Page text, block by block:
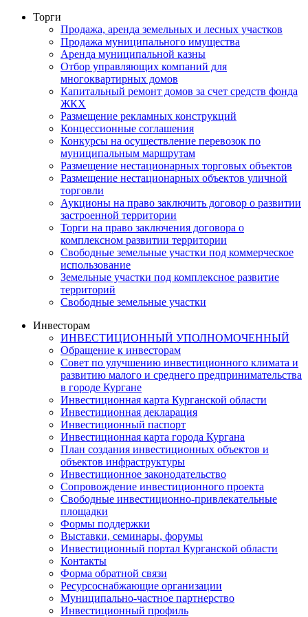
Торги
Продажа, аренда земельных и лесных участков
Продажа муниципального имущества
Аренда муниципальной казны
Отбор управляющих компаний для
многоквартирных домов
Капитальный ремонт домов за счет средств фонда
ЖКХ
Размещение рекламных конструкций
Концессионные соглашения
Конкурсы на осуществление перевозок по
муниципальным маршрутам
Размещение нестационарных торговых объектов
Размещение нестационарных объектов уличной
торговли
Аукционы на право заключить договор о развитии
застроенной территории
Торги на право заключения договора о
комплексном развитии территории
Свободные земельные участки под коммерческое
использование
Земельные участки под комплексное развитие
территорий
Свободные земельные участки
Инвесторам
ИНВЕСТИЦИОННЫЙ УПОЛНОМОЧЕННЫЙ
Обращение к инвесторам
Совет по улучшению инвестиционного климата и
развитию малого и среднего предпринимательства
в городе Кургане
Инвестиционная карта Курганской области
Инвестиционная декларация
Инвестиционный паспорт
Инвестиционная карта города Кургана
План создания инвестиционных объектов и
объектов инфраструктуры
Инвестиционное законодательство
Сопровождение инвестиционного проекта
Свободные инвестиционно-привлекательные
площадки
Формы поддержки
Выставки, семинары, форумы
Инвестиционный портал Курганской области
Контакты
Форма обратной связи
Ресурсоснабжающие организации
Муниципально-частное партнерство
Инвестиционный профиль